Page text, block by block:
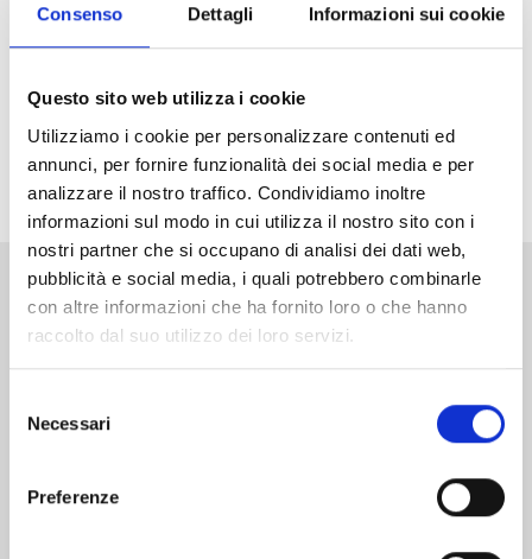
Consenso Dettagli Informazioni sui cookie
Questo sito web utilizza i cookie
Utilizziamo i cookie per personalizzare contenuti ed
annunci, per fornire funzionalità dei social media e per
analizzare il nostro traffico. Condividiamo inoltre
informazioni sul modo in cui utilizza il nostro sito con i
nostri partner che si occupano di analisi dei dati web,
pubblicità e social media, i quali potrebbero combinarle
con altre informazioni che ha fornito loro o che hanno
raccolto dal suo utilizzo dei loro servizi.
delNecessari
Preferenze
rinascere. Trascorsi quattro anni, Shun si ripresenta davanti ai
Arriva finalmente in Italia il manga drammatico e sanguinario
fuori del Giappone, e che sbarca in Italia sulla nuova,
“grottesca” testata
Altri volumi della serie